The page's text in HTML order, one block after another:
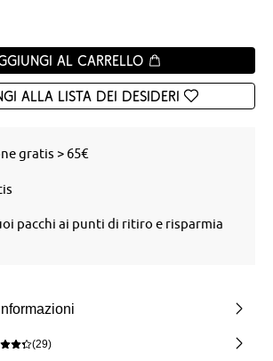
al carrello
alla Lista dei desideri
gratis > 65€
pacchi ai punti di ritiro e risparmia
(29)